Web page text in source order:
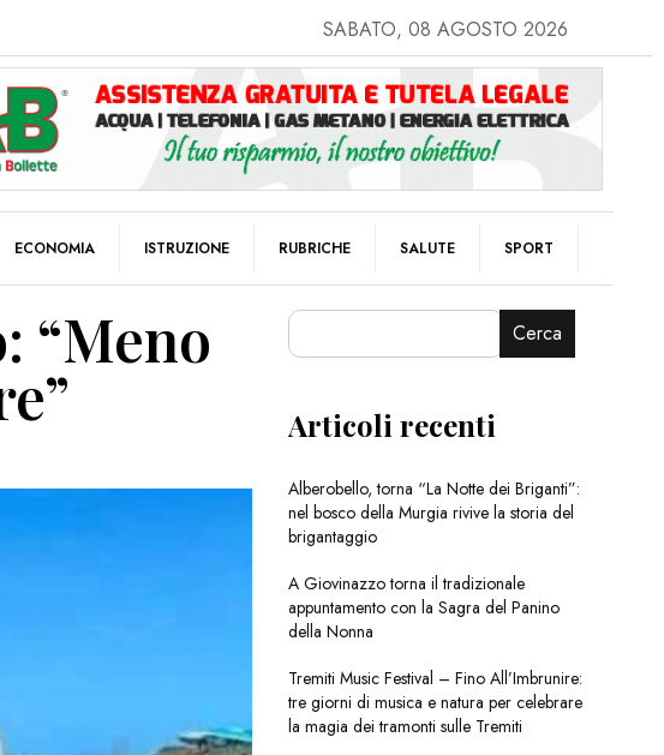
SABATO, 08 AGOSTO 2026
ECONOMIA ISTRUZIONE RUBRICHE SALUTE SPORT
“Meno Cerca
Articoli recenti
Alberobello, torna “La Notte dei Briganti”:
nel bosco della Murgia rivive la storia del
brigantaggio
A Giovinazzo torna il tradizionale
appuntamento con la Sagra del Panino
della Nonna
Tremiti Music Festival – Fino All’Imbrunire:
tre giorni di musica e natura per celebrare
la magia dei tramonti sulle Tremiti